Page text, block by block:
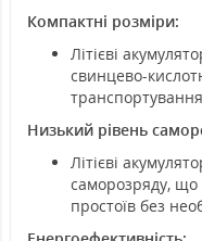
Компактні розміри:
Літієві
свинцево-
Низький рівень
Літієві
саморозряду, що
простоїв без